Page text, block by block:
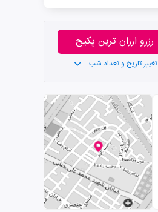
رزرو ارزان ترین پکیج
تغییر تاریخ و تعداد شب